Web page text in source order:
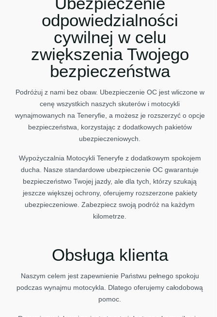
odpowiedzialności
cywilnej w celu
zwiększenia Twojego
bezpieczeństwa
Podróżuj z nami bez obaw. Ubezpieczenie OC jest wliczone w
cenę wszystkich naszych skuterów i motocykli
wynajmowanych na Teneryfie, a możesz je rozszerzyć o opcje
bezpieczeństwa, korzystając z dodatkowych pakietów
ubezpieczeniowych.
Wypożyczalnia Motocykli Teneryfe z dodatkowym spokojem
ducha. Nasze standardowe ubezpieczenie OC gwarantuje
bezpieczeństwo Twojej jazdy, ale dla tych, którzy szukają
jeszcze większej ochrony, oferujemy rozszerzone pakiety
ubezpieczeniowe. Zabezpiecz swoją podróż na każdym
kilometrze.
Obsługa klienta
Naszym celem jest zapewnienie Państwu pełnego spokoju
podczas wynajmu motocykla. Dlatego oferujemy całodobową
pomoc.